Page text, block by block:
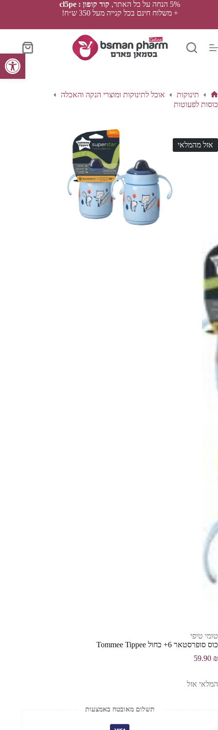
פתח סרגל נגישות
5% הנחה על כל האתר,
קוד קופון : cl5pe
+ משלוח חינם בכל קנייה מעל 350 ש״ח!
סל
הקניות
דף
תינוקות
אוכל לתינוקות ומוצרי הנקה והאכלה
כוסות לפעוטות
אזל מהמלאי
טומי טיפי
כוס סופרסטאר 6+ כחול Tommee Tippee
59.90 ₪
המלאי אזל
תשלום מאובטח באמצעות